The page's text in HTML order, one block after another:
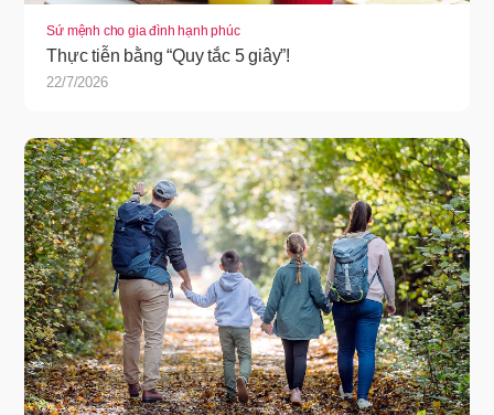
Sứ mệnh cho gia đình hạnh phúc
Thực tiễn bằng “Quy tắc 5 giây”!
22/7/2026